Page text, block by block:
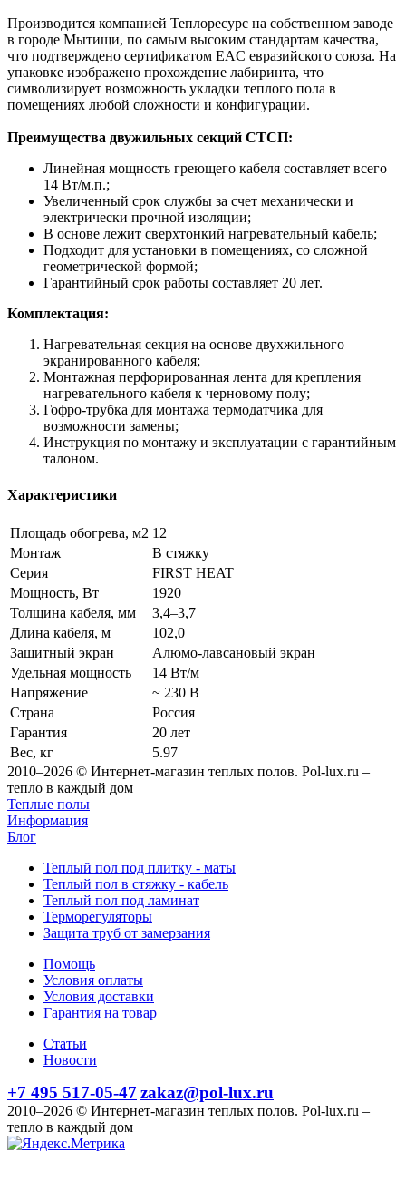
Производится компанией Теплоресурс на собственном заводе
в городе Мытищи, по самым высоким стандартам качества,
что подтверждено сертификатом EAC евразийского союза. На
упаковке изображено прохождение лабиринта, что
символизирует возможность укладки теплого пола в
помещениях любой сложности и конфигурации.
Преимущества двужильных секций СТСП:
Линейная мощность греющего кабеля составляет всего
14 Вт/м.п.;
Увеличенный срок службы за счет механически и
электрически прочной изоляции;
В основе лежит сверхтонкий нагревательный кабель;
Подходит для установки в помещениях, со сложной
геометрической формой;
Гарантийный срок работы составляет 20 лет.
Комплектация:
Нагревательная секция на основе двухжильного
экранированного кабеля;
Монтажная перфорированная лента для крепления
нагревательного кабеля к черновому полу;
Гофро-трубка для монтажа термодатчика для
возможности замены;
Инструкция по монтажу и эксплуатации с гарантийным
талоном.
Характеристики
Площадь обогрева, м2 12
Монтаж
В стяжку
Серия
FIRST HEAT
Мощность, Вт
1920
Толщина кабеля, мм
3,4–3,7
Длина кабеля, м
102,0
Защитный экран
Алюмо-лавсановый экран
Удельная мощность
14 Вт/м
Напряжение
~ 230 В
Страна
Россия
Гарантия
20 лет
Вес, кг
5.97
2010–2026 © Интернет-магазин теплых полов. Pol-lux.ru –
тепло в каждый дом
Теплые полы
Информация
Блог
Теплый пол под плитку - маты
Теплый пол в стяжку - кабель
Теплый пол под ламинат
Терморегуляторы
Защита труб от замерзания
Помощь
Условия оплаты
Условия доставки
Гарантия на товар
Статьи
Новости
+7 495 517-05-47 zakaz@pol-lux.ru
2010–2026 © Интернет-магазин теплых полов. Pol-lux.ru –
тепло в каждый дом